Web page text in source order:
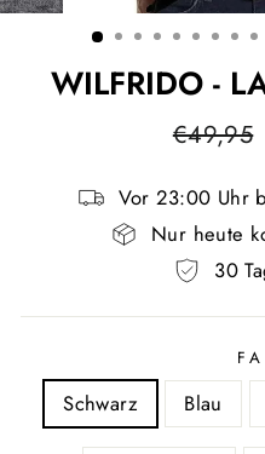
WILFRIDO -
Normaler
€49,95
Vor 23:00 Uhr
Nur heute
30
Schwarz Blau